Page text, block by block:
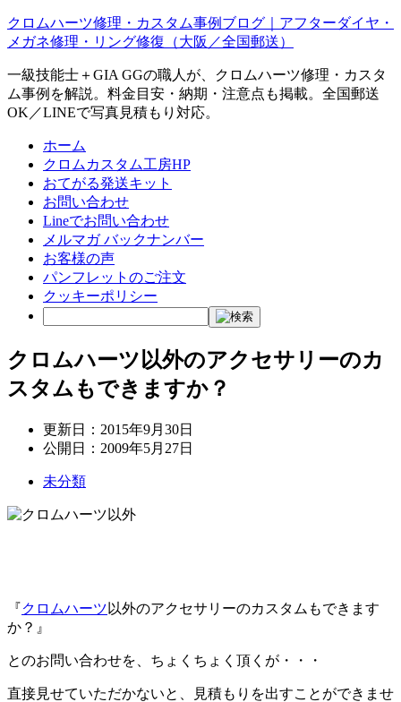
クロムハーツ修理・カスタム事例ブログ｜アフターダイヤ・
メガネ修理・リング修復（大阪／全国郵送）
一級技能士＋GIA GGの職人が、クロムハーツ修理・カスタ
ム事例を解説。料金目安・納期・注意点も掲載。全国郵送
OK／LINEで写真見積もり対応。
ホーム
クロムカスタム工房HP
おてがる発送キット
お問い合わせ
Lineでお問い合わせ
メルマガ バックナンバー
お客様の声
パンフレットのご注文
クッキーポリシー
クロムハーツ以外のアクセサリーのカ
スタムもできますか？
更新日： 2015年9月30日
公開日： 2009年5月27日
未分類
『クロムハーツ 以外のアクセサリーのカスタムもできます
か？』
とのお問い合わせを、ちょくちょく頂くが・・・
直接見せていただかないと、見積もりを出すことができませ